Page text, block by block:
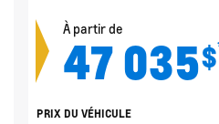
À partir de
47 035$
PRIX DU VÉHICULE